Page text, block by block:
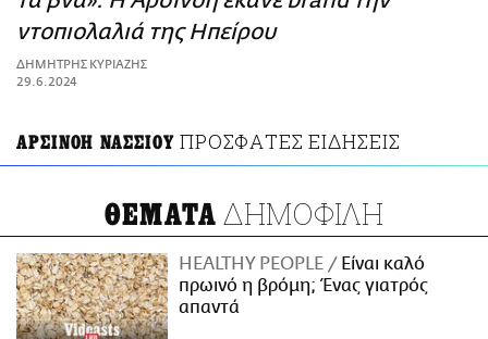
ΑΜΠΑ
PRINT
ντοπιολαλιά της Ηπείρου
ΔΗΜΗΤΡΗΣ ΚΥΡΙΑΖΗΣ
29.6.2024
ΑΡΣΙΝΟΗ ΝΑΣΣΙΟΥ ΠΡΟΣΦΑΤΕΣ ΕΙΔΗΣΕΙΣ
ΘΕΜΑΤΑ ΔΗΜΟΦΙΛΗ
HEALTHY PEOPLE
Είναι καλό
πρωινό η βρόμη; Ένας γιατρός
απαντά